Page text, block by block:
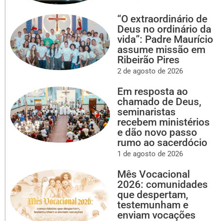
“O extraordinário de
Deus no ordinário da
vida”: Padre Maurício
assume missão em
Ribeirão Pires
2 de agosto de 2026
Em resposta ao
chamado de Deus,
seminaristas
recebem ministérios
e dão novo passo
rumo ao sacerdócio
1 de agosto de 2026
Mês Vocacional
2026: comunidades
que despertam,
testemunham e
enviam vocações